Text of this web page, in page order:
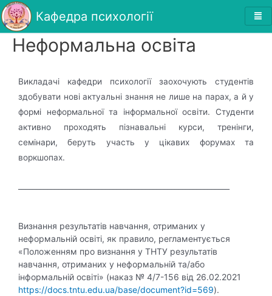
Кафедра психології
Неформальна освіта
Викладачі кафедри психології заохочують студентів
здобувати нові актуальні знання не лише на парах, а й у
формі неформальної та інформальної освіти. Студенти
активно проходять пізнавальні курси, тренінги,
семінари, беруть участь у цікавих форумах та
воркшопах.
Визнання результатів навчання, отриманих у
неформальній освіті, як правило, регламентується
«Положенням про визнання у ТНТУ результатів
навчання, отриманих у неформальній та/або
інформальній освіті» (наказ № 4/7-156 від 26.02.2021
https://docs.tntu.edu.ua/base/document?id=569).